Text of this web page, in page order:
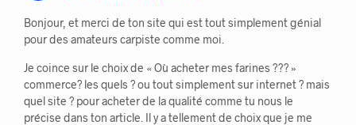
Bonjour, et merci de ton site qui est tout simplement génial
pour des amateurs carpiste comme moi.
Je coince sur le choix de « Où acheter mes farines ??? »
commerce? les quels ? ou tout simplement sur internet ? mais
quel site ? pour acheter de la qualité comme tu nous le
précise dans ton article. Il y a tellement de choix que je me